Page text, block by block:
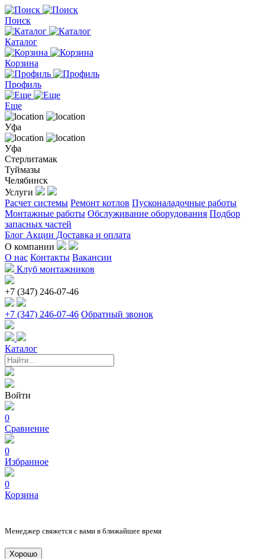
Поиск
Каталог
Корзина
Профиль
Еще
Уфа
Уфа
Стерлитамак
Туймазы
Челябинск
Услуги
Расчет системы Ремонт котлов Пусконаладочные работы
Монтажные работы Обслуживание оборудования Подбор
запасных частей
Блог Акции Доставка и оплата
О компании
О нас Контакты Вакансии
Клуб монтажников
+7 (347) 246-07-46
+7 (347) 246-07-46 Обратный звонок
Каталог
Войти
0
Сравнение
0
Избранное
0
Корзина
Менеджер свяжется с вами в ближайшее время
Хорошо